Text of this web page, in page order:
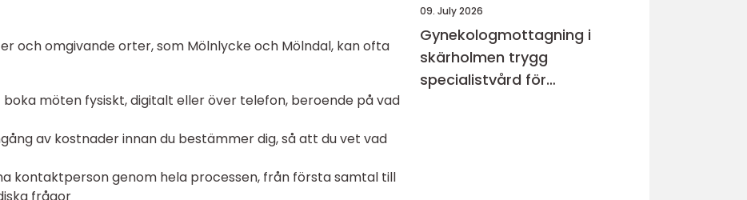
och omgivande orter, som Mölnlycke och Mölndal, kan ofta
möten fysiskt, digitalt eller över telefon, beroende på vad
av kostnader innan du bestämmer dig, så att du vet vad
kontaktperson genom hela processen, från första samtal till
09. July 2026
Gynekologmottagning i
skärholmen trygg
specialistvård för